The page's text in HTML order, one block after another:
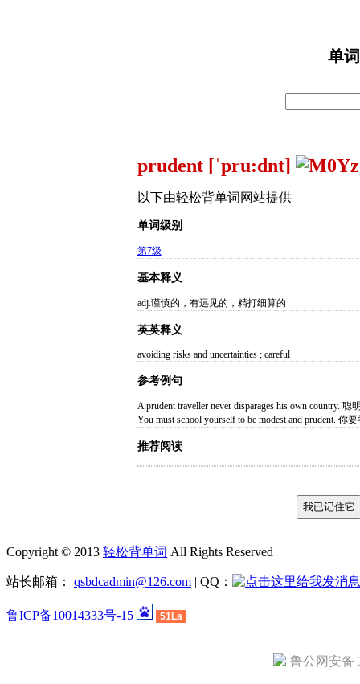
单
prudent [ˈpru:dnt]
以下由轻松背单词网站提供
单词级别
第7级
基本释义
adj.谨慎的，有远见的，精打细算的
英英释义
avoiding risks and uncertainties ; careful
参考例句
A prudent traveller never disparages his own country.
You must school yourself to be modest and prudent. 你
推荐阅读
Copyright © 2013 轻松背单词 All Rights Reserved
站长邮箱： qsbdcadmin@126.com | QQ：
鲁ICP备10014333号-15 51La
鲁公网安备